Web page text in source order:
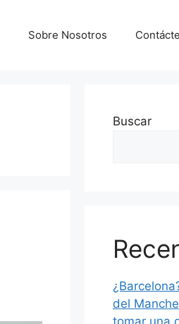
Sobre Nosotros
Buscar
del
tomar una